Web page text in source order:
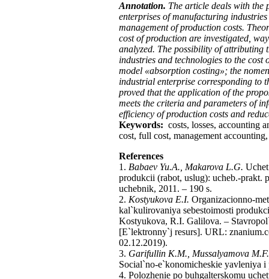
Annotation. The article deals with the
enterprises of manufacturing
management of production costs.
cost of production are investigated,
analyzed. The possibility of attributing
industries and technologies to the
model «absorption costing»; the
industrial enterprise corresponding to
proved that the application of the
meets the criteria and parameters of
efficiency of production costs and
Keywords: costs, losses, accounting
cost, full cost, management
References
1. Babaev Yu.A., Makarova L.G.
produkcii (rabot, uslug): ucheb.-prakt.
uchebnik, 2011. – 190 s.
2. Kostyukova E.I. Organizacionno-
kal`kulirovaniya sebestoimosti
Kostyukova, R.I. Galilova. –
[E`lektronny`j resurs]. URL:
02.12.2019).
3. Garifullin K.M., Mussalyamova M.F.
Social`no-e`konomicheskie yavleniya
4. Polozhenie po buhgalterskomu